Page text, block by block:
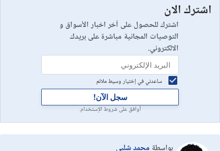
اشترك الان
اشترك للحصول على آخر اخبار الأسواق و
التوصيات المجانية مباشرة على بريدك
الالكتروني.
ساعدني في إختيار وسيط ملائم
سجل الآن!
أوافق على شروط الإستخدام.
بواسطة محمد شلبي